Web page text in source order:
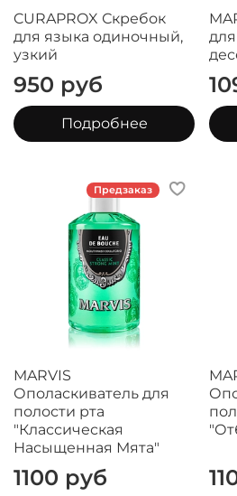
CURAPROX Скребок
для языка одиночный,
узкий
950 руб
Подробнее
Предзаказ
MARVIS
Ополаскиватель для
полости рта
"Классическая
Насыщенная Мята"
1100 руб